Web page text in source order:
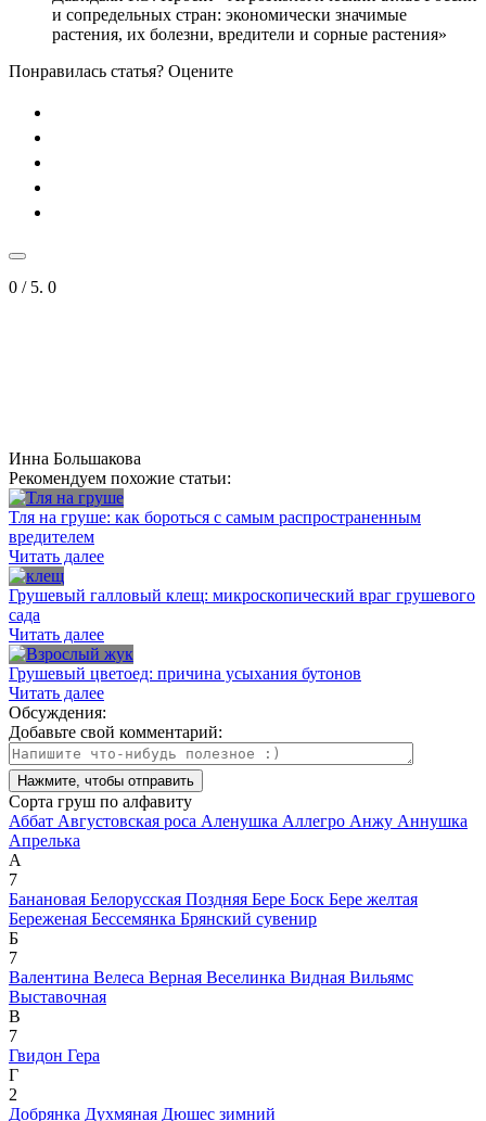
и сопредельных стран: экономически значимые
растения, их болезни, вредители и сорные растения»
Понравилась статья? Оцените
0 / 5. 0
Инна Большакова
Рекомендуем похожие статьи:
Тля на груше: как бороться с самым распространенным
вредителем
Читать далее
Грушевый галловый клещ: микроскопический враг грушевого
сада
Читать далее
Грушевый цветоед: причина усыхания бутонов
Читать далее
Обсуждения:
Добавьте свой комментарий:
Сорта груш по алфавиту
Аббат Августовская роса Аленушка Аллегро Анжу Аннушка
Апрелька
А
7
Банановая Белорусская Поздняя Бере Боск Бере желтая
Береженая Бессемянка Брянский сувенир
Б
7
Валентина Велеса Верная Веселинка Видная Вильямс
Выставочная
В
7
Гвидон Гера
Г
2
Добрянка Духмяная Дюшес зимний